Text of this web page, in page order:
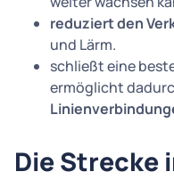
reduziert den
und Lärm.
schließt eine
ermöglicht
Die Strecke